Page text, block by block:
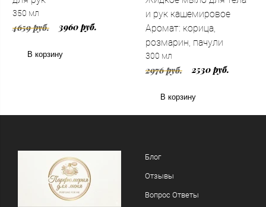
350 мл
4659 руб. 3960 руб.
В корзину
и рук кашемировое
Аромат: корица,
розмарин, пачули
300 мл
2976 руб. 2530 руб.
В корзину
Блог
Отзывы
Вопрос Ответы